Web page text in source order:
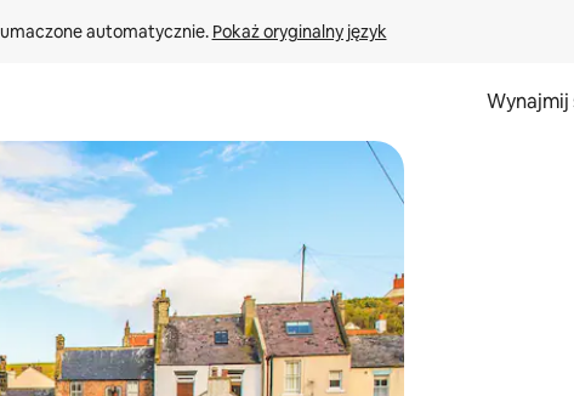
automatycznie. Pokaż oryginalny język
Wynajmij